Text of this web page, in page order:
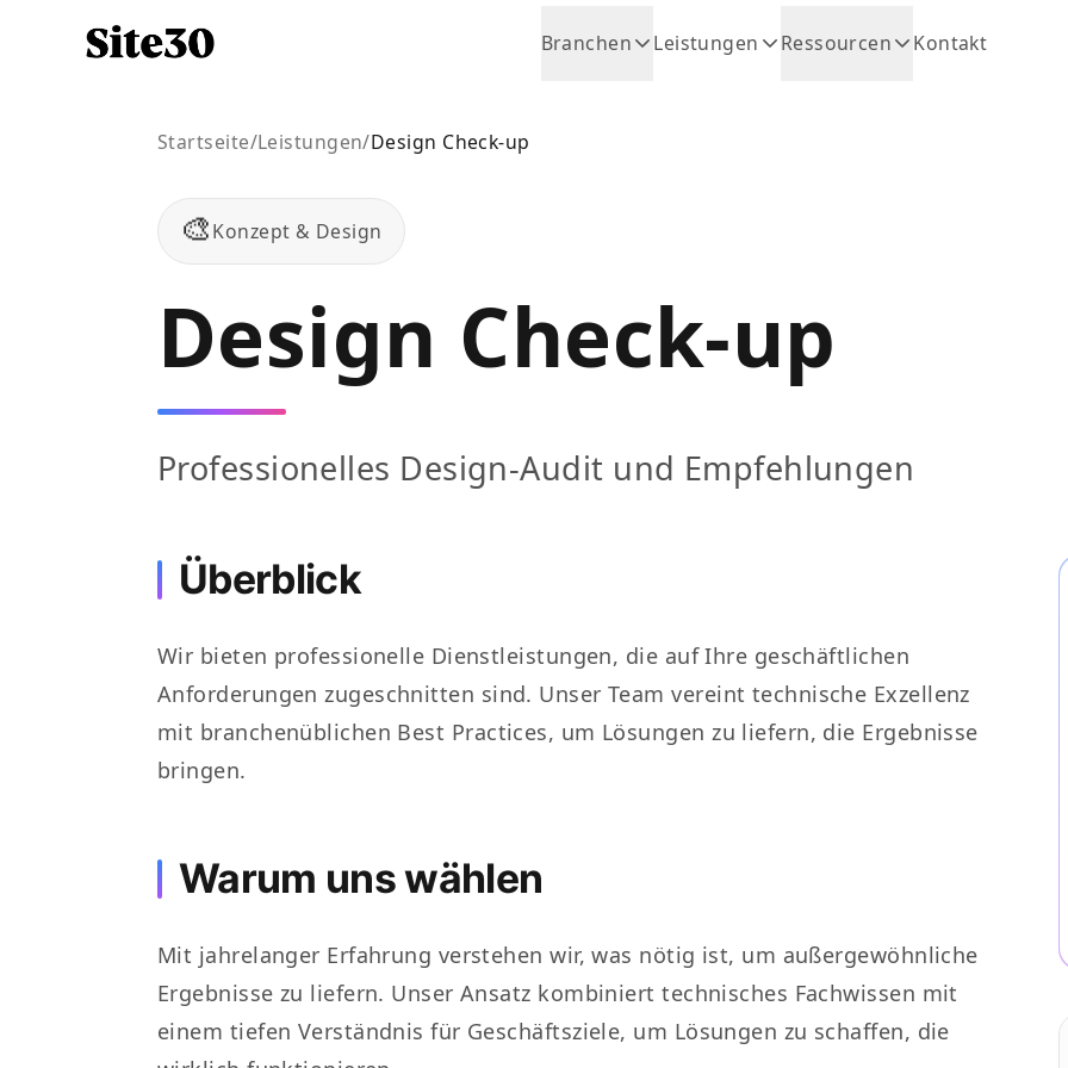
Branchen Leistungen Ressourcen Kontakt
Startseite/Leistungen/Design Check-up
🎨Konzept & Design
Design Check-up
Professionelles Design-Audit und Empfehlungen
Überblick
Wir bieten professionelle Dienstleistungen, die auf Ihre geschäftlichen
Anforderungen zugeschnitten sind. Unser Team vereint technische Exzellenz
mit branchenüblichen Best Practices, um Lösungen zu liefern, die Ergebnisse
bringen.
Warum uns wählen
Mit jahrelanger Erfahrung verstehen wir, was nötig ist, um außergewöhnliche
Ergebnisse zu liefern. Unser Ansatz kombiniert technisches Fachwissen mit
einem tiefen Verständnis für Geschäftsziele, um Lösungen zu schaffen, die